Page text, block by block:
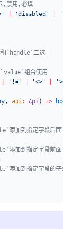
,禁用,必填
'disabled'
`handle`二选一
组合使用
'!=' '<>'
, api : Api ) =>
添加到指定字段后面
添加到指定字段前面
添加到指定字段的